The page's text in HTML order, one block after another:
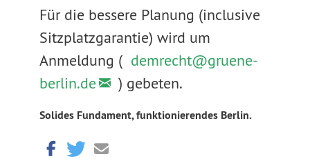
Für die bessere Planung (inclusive
Sitzplatzgarantie) wird um
Anmeldung ( demrecht@gruene-
berlin.de
) gebeten.
Solides Fundament, funktionierendes Berlin.